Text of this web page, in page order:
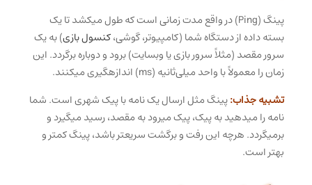
پینگ (Ping) در واقع مدت زمانی است که طول میکشد تا یک
بسته داده از دستگاه شما (کامپیوتر، گوشی،کنسول بازی) به یک
سرور مقصد (مثلاً سرور بازی یا وبسایت) برود و دوباره برگردد. این
زمان را معمولاً با واحد میلی‌ثانیه (ms) اندازهگیری میکنند.
تشبیه جذاب:پینگ مثل ارسال یک نامه با پیک شهری است. شما
نامه را میدهید به پیک، پیک میرود به مقصد، رسید میگیرد و
برمیگردد. هرچه این رفت و برگشت سریعتر باشد، پینگ کمتر و
بهتر است.